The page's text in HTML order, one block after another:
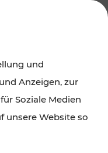
Burgenland
und
Anzeigen, zur
Soziale Medien
unsere Website so